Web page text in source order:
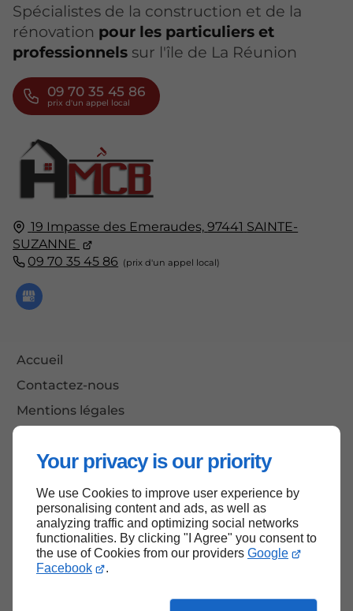
Your privacy is our priority
We use Cookies to improve user experience by
personalising content and ads, as well as
analyzing traffic and optimizing social networks
functionalities. By clicking "I Agree" you consent to
the use of Cookies from our providers Google
Facebook
.
19 Impasse des Emeraudes, 97441 SAINTE-
SUZANNE
09 70 35 45 86
Accueil
Contactez-nous
Mentions légales
Spécialistes de la construction et de la
rénovation pour les particuliers et
professionnels sur l'île de La Réunion
09 70 35 45 86
Haut de page